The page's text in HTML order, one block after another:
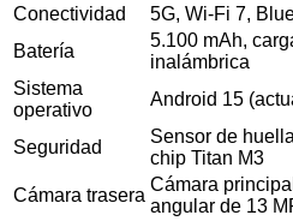
Conectividad
5G, Wi-Fi 7,
Batería
5.100 mAh,
inalámbrica
Sistema
operativo
Android 15
Seguridad
Sensor de
chip Titan M3
Cámara trasera
Cámara
angular de 13